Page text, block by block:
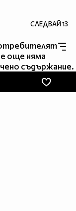
СЛЕДВАЙ13
още няма
съдържание.